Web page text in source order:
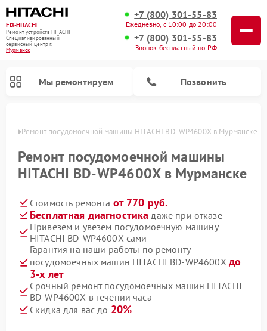
FIX-HITACHI
Ремонт устройств HITACHI
Специализированный
cервисный центр г.
Мурманск
+7 (800) 301-55-83
Ежедневно, с 10:00 до 20:00
+7 (800) 301-55-83
Звонок бесплатный по РФ
Мы ремонтируем Позвонить
Ремонт посудомоечной машины HITACHI BD-WP4600X в Мурманске
Ремонт посудомоечной машины
HITACHI BD-WP4600X в Мурманске
Стоимость ремонта от 770 руб.
Бесплатная диагностика даже при отказе
Привезем и увезем посудомоечную машину
HITACHI BD-WP4600X сами
Гарантия на наши работы по ремонту
посудомоечных машин HITACHI BD-WP4600X до
3-х лет
Срочный ремонт посудомоечных машин HITACHI
BD-WP4600X в течении часа
Скидка для вас до 20%